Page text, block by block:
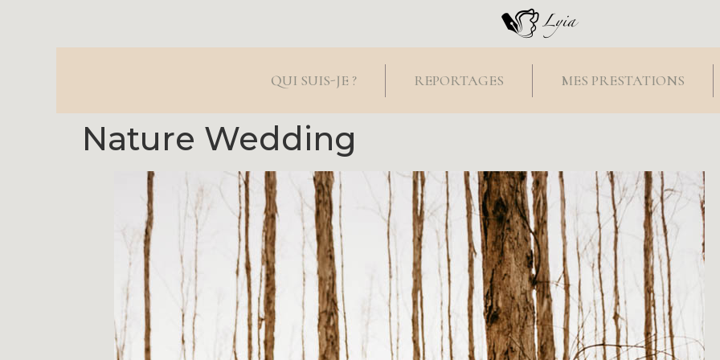
QUI SUIS-JE ? REPORTAGES MES PRESTATIONS
Nature Wedding